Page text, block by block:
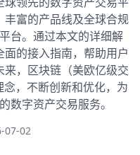
富的产品线及全球合规
台。通过本文的详细解
的接入指南，帮助用户
，区块链（美欧亿级交
，不断创新和优化，为
数字资产交易服务。
07-02